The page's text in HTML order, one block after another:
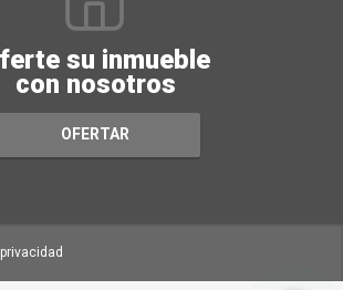
su inmueble
con nosotros
OFERTAR